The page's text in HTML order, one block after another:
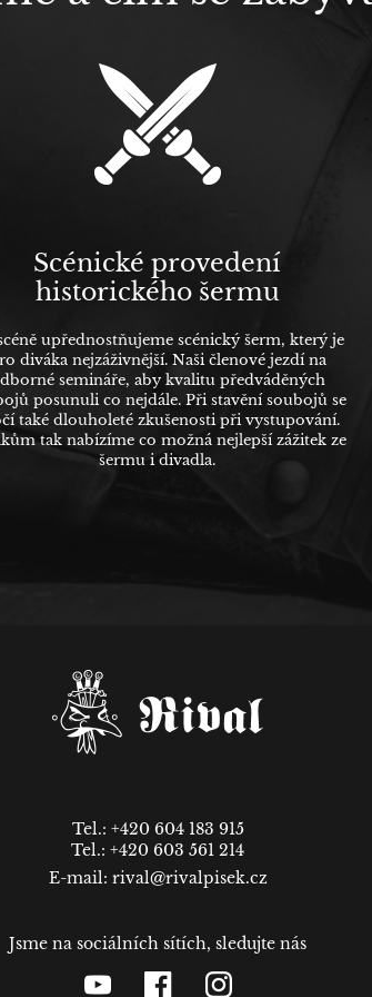
Scénické provedení
historického šermu
upřednostňujeme scénický šerm, který je
diváka nejzáživnější. Naši členové jezdí na
semináře, aby kvalitu předváděných
posunuli co nejdále. Při stavění soubojů se
také dlouholeté zkušenosti při vystupování.
tak nabízíme co možná nejlepší zážitek ze
šermu i divadla.
Tel.: +420 604 183 915
Tel.: +420 603 561 214
E-mail: rival@rivalpisek.cz
Jsme na sociálních sítích, sledujte nás